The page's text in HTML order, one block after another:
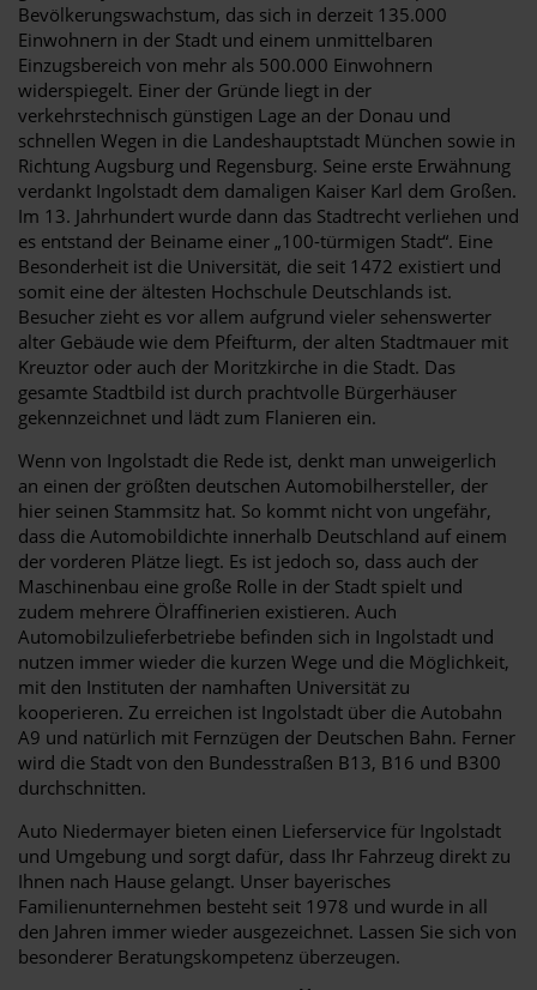
Bevölkerungswachstum, das sich in derzeit 135.000
Einwohnern in der Stadt und einem unmittelbaren
Einzugsbereich von mehr als 500.000 Einwohnern
widerspiegelt. Einer der Gründe liegt in der
verkehrstechnisch günstigen Lage an der Donau und
schnellen Wegen in die Landeshauptstadt München sowie in
Richtung Augsburg und Regensburg. Seine erste Erwähnung
verdankt Ingolstadt dem damaligen Kaiser Karl dem Großen.
Im 13. Jahrhundert wurde dann das Stadtrecht verliehen und
es entstand der Beiname einer „100-türmigen Stadt“. Eine
Besonderheit ist die Universität, die seit 1472 existiert und
somit eine der ältesten Hochschule Deutschlands ist.
Besucher zieht es vor allem aufgrund vieler sehenswerter
alter Gebäude wie dem Pfeifturm, der alten Stadtmauer mit
Kreuztor oder auch der Moritzkirche in die Stadt. Das
gesamte Stadtbild ist durch prachtvolle Bürgerhäuser
gekennzeichnet und lädt zum Flanieren ein.
Wenn von Ingolstadt die Rede ist, denkt man unweigerlich
an einen der größten deutschen Automobilhersteller, der
hier seinen Stammsitz hat. So kommt nicht von ungefähr,
dass die Automobildichte innerhalb Deutschland auf einem
der vorderen Plätze liegt. Es ist jedoch so, dass auch der
Maschinenbau eine große Rolle in der Stadt spielt und
zudem mehrere Ölraffinerien existieren. Auch
Automobilzulieferbetriebe befinden sich in Ingolstadt und
nutzen immer wieder die kurzen Wege und die Möglichkeit,
mit den Instituten der namhaften Universität zu
kooperieren. Zu erreichen ist Ingolstadt über die Autobahn
A9 und natürlich mit Fernzügen der Deutschen Bahn. Ferner
wird die Stadt von den Bundesstraßen B13, B16 und B300
durchschnitten.
Auto Niedermayer bieten einen Lieferservice für Ingolstadt
und Umgebung und sorgt dafür, dass Ihr Fahrzeug direkt zu
Ihnen nach Hause gelangt. Unser bayerisches
Familienunternehmen besteht seit 1978 und wurde in all
den Jahren immer wieder ausgezeichnet. Lassen Sie sich von
besonderer Beratungskompetenz überzeugen.